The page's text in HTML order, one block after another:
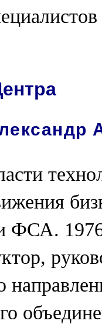
ФСА.